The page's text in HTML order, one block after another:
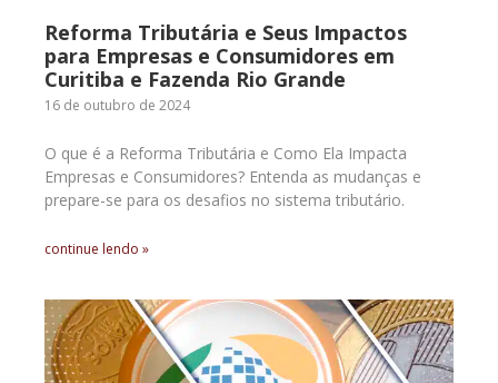
Reforma Tributária e Seus Impactos
para Empresas e Consumidores em
Curitiba e Fazenda Rio Grande
16 de outubro de 2024
O que é a Reforma Tributária e Como Ela Impacta
Empresas e Consumidores? Entenda as mudanças e
prepare-se para os desafios no sistema tributário.
continue lendo »